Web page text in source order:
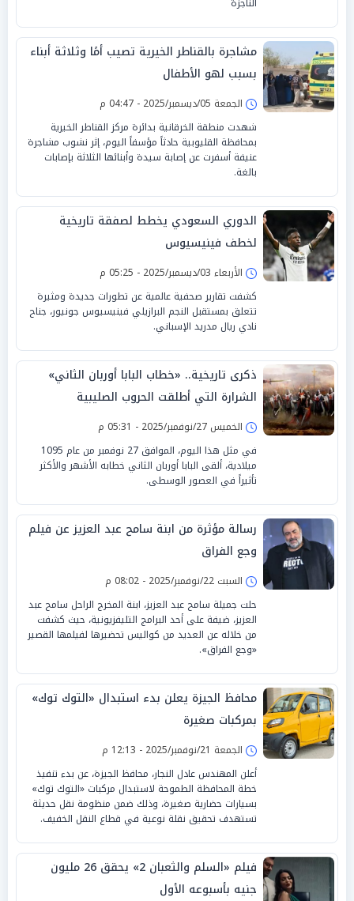
مشاجرة بالقناطر الخيرية تصيب أمًا وثلاثة أبناء
بسبب لهو الأطفال
الجمعة 05/ديسمبر/2025 - 04:47 م
شهدت منطقة الخرقانية بدائرة مركز القناطر الخيرية
بمحافظة القليوبية حادثاً مؤسفاً اليوم، إثر نشوب مشاجرة
عنيفة أسفرت عن إصابة سيدة وأبنائها الثلاثة بإصابات
بالغة.
الدوري السعودي يخطط لصفقة تاريخية
لخطف فينيسيوس
الأربعاء 03/ديسمبر/2025 - 05:25 م
كشفت تقارير صحفية عالمية عن تطورات جديدة ومثيرة
تتعلق بمستقبل النجم البرازيلي فينيسيوس جونيور، جناح
نادي ريال مدريد الإسباني.
ذكرى تاريخية.. «خطاب البابا أوربان الثاني»
الشرارة التي أطلقت الحروب الصليبية
الخميس 27/نوفمبر/2025 - 05:31 م
في مثل هذا اليوم، الموافق 27 نوفمبر من عام 1095
ميلادية، ألقى البابا أوربان الثاني خطابه الأشهر والأكثر
تأثيراً في العصور الوسطى.
رسالة مؤثرة من ابنة سامح عبد العزيز عن فيلم
وجع الفراق
السبت 22/نوفمبر/2025 - 08:02 م
حلت جميلة سامح عبد العزيز، ابنة المخرج الراحل سامح عبد
العزيز، ضيفة على أحد البرامج التليفزيونية، حيث كشفت
من خلاله عن العديد من كواليس تحضيرها لفيلمها القصير
«وجع الفراق».
محافظ الجيزة يعلن بدء استبدال «التوك توك»
بمركبات صغيرة
الجمعة 21/نوفمبر/2025 - 12:13 م
أعلن المهندس عادل النجار، محافظ الجيزة، عن بدء تنفيذ
خطة المحافظة الطموحة لاستبدال مركبات «التوك توك»
بسيارات حضارية صغيرة، وذلك ضمن منظومة نقل حديثة
تستهدف تحقيق نقلة نوعية في قطاع النقل الخفيف.
فيلم «السلم والثعبان 2» يحقق 26 مليون
جنيه بأسبوعه الأول